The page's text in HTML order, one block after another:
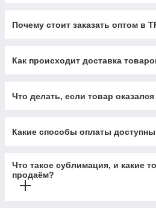
Почему стоит заказать оптом в
Как происходит доставка
Что делать, если товар
Какие способы оплаты доступны
Что такое сублимация, и какие
продаём?